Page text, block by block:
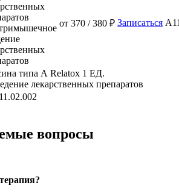
от 370 / 380 ₽ Записаться
типа А Relatox 1 ЕД.
лекарственных препаратов
вопросы